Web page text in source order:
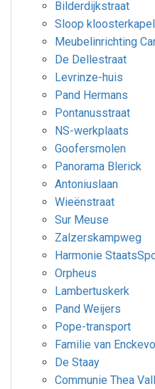
Bilderdijkstraat
Sloop kloosterkapel
Meubelinrichting
De Dellestraat
Levrinze-huis
Pand Hermans
Pontanusstraat
NS-werkplaats
Goofersmolen
Panorama Blerick
Antoniuslaan
Wieënstraat
Sur Meuse
Zalzerskampweg
Harmonie
Orpheus
Lambertuskerk
Pand Weijers
Pope-transport
Familie van
De Staay
Communie Thea